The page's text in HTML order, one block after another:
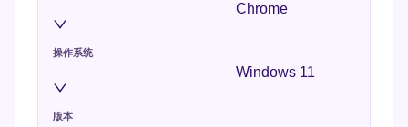
Chrome
操作系统
Windows 11
版本